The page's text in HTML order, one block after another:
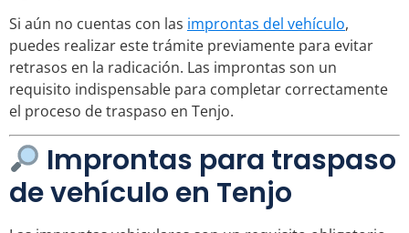
Si aún no cuentas con las improntas del vehículo,
puedes realizar este trámite previamente para evitar
retrasos en la radicación. Las improntas son un
requisito indispensable para completar correctamente
el proceso de traspaso en Tenjo.
Improntas para traspaso
de vehículo en Tenjo